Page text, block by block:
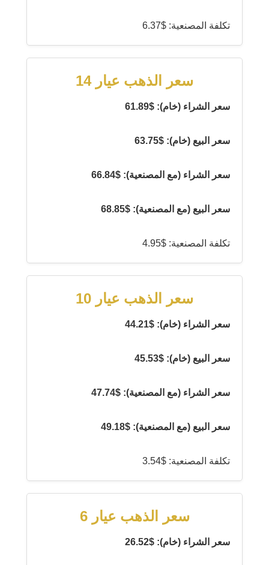
تكلفة المصنعية: $6.37
سعر الذهب عيار 14
سعر الشراء (خام): $61.89
سعر البيع (خام): $63.75
سعر الشراء (مع المصنعية): $66.84
سعر البيع (مع المصنعية): $68.85
تكلفة المصنعية: $4.95
سعر الذهب عيار 10
سعر الشراء (خام): $44.21
سعر البيع (خام): $45.53
سعر الشراء (مع المصنعية): $47.74
سعر البيع (مع المصنعية): $49.18
تكلفة المصنعية: $3.54
سعر الذهب عيار 6
سعر الشراء (خام): $26.52